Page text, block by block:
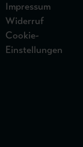
Impressum
Widerruf
Cookie-
Einstellungen